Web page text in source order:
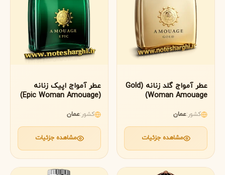
عطر آمواج گلد زنانه (Gold
Woman Amouage)
کشور:عمان
مشاهده جزئیات
عطر آمواج اپیک زنانه
(Epic Woman Amouage)
کشور:عمان
مشاهده جزئیات